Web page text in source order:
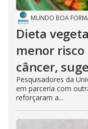
MUNDO BOA
Dieta
menor
câncer,
Pesquisadores da
em parceria com
reforçaram a...